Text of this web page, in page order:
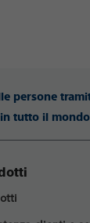
persone
tutto il